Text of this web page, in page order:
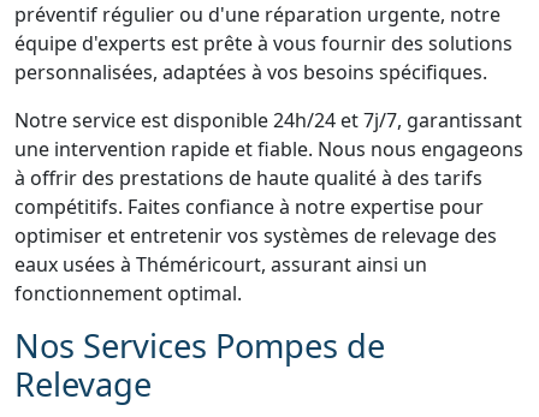
préventif régulier ou d'une réparation urgente, notre
équipe d'experts est prête à vous fournir des solutions
personnalisées, adaptées à vos besoins spécifiques.
Notre service est disponible 24h/24 et 7j/7, garantissant
une intervention rapide et fiable. Nous nous engageons
à offrir des prestations de haute qualité à des tarifs
compétitifs. Faites confiance à notre expertise pour
optimiser et entretenir vos systèmes de relevage des
eaux usées à Théméricourt, assurant ainsi un
fonctionnement optimal.
Nos Services Pompes de
Relevage